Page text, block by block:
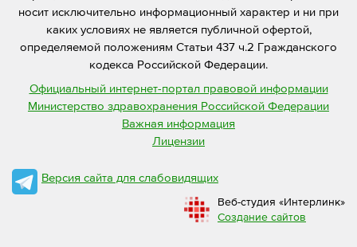
носит исключительно информационный характер и ни при
каких условиях не является публичной офертой,
определяемой положениям Статьи 437 ч.2 Гражданского
кодекса Российской Федерации.
Официальный интернет-портал правовой информации
Министерство здравохранения Российской Федерации
Важная информация
Лицензии
Версия сайта для слабовидящих
Веб-студия «Интерлинк»
Создание сайтов